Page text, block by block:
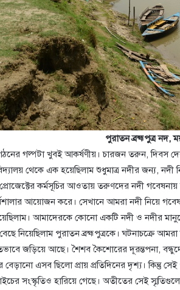
পুরাতন ব্রহ্মপুত্র নদ,
গল্পটা খুবই আকর্ষণীয়। চারজন তরুন, দিবস
থেকে এক হয়েছিলাম শুধুমাত্র নদীর জন্য,
প্রোজেক্টের কর্মসূচির আওতায় তরুণদের নদী
আয়োজন করে। সেখানে আমরা নদী নিয়ে
আমাদেরকে কোনো একটি নদী ও নদীর
নিয়েছিলাম পুরাতন ব্রহ্মপুত্রকে। ঘটনাচক্রে
জড়িয়ে আছে। শৈশব কৈশোরের দূরন্তপনা,
বেড়ানো এসব ছিলো প্রায় প্রতিদিনের দৃশ্য। কিন্তু
সংস্কৃতিও হারিয়ে গেছে। অতীতের সেই